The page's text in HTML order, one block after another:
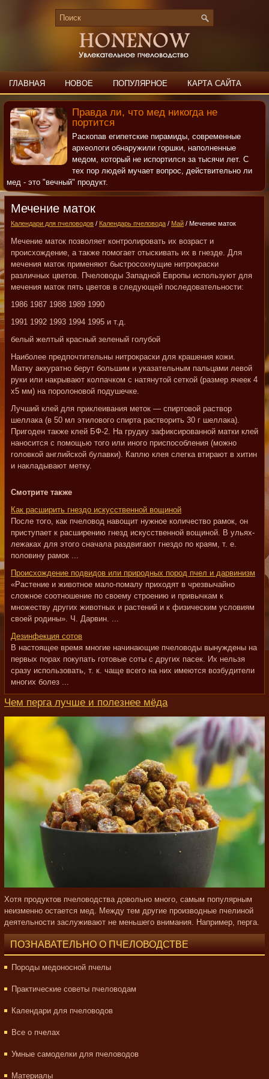
ГЛАВНАЯ НОВОЕ ПОПУЛЯРНОЕ КАРТА САЙТА
ПОИСК КОНТАКТЫ
Правда ли, что мед никогда не
портится
Раскопав египетские пирамиды, современные
археологи обнаружили горшки, наполненные
медом, который не испортился за тысячи лет. С
тех пор людей мучает вопрос, действительно ли
мед - это "вечный" продукт.
Мечение маток
Календари для пчеловодов / Календарь пчеловода / Май / Мечение маток
Мечение маток позволяет контролировать их возраст и
происхождение, а также помогает отыскивать их в гнезде. Для
мечения маток применяют быстросохнущие нитрокраски
различных цветов. Пчеловоды Западной Европы используют для
мечения маток пять цветов в следующей последовательности:
1986 1987 1988 1989 1990
1991 1992 1993 1994 1995 и т.д.
белый желтый красный зеленый голубой
Наиболее предпочтительны нитрокраски для крашения кожи.
Матку аккуратно берут большим и указательным пальцами левой
руки или накрывают колпачком с натянутой сеткой (размер ячеек 4
х5 мм) на поролоновой подушечке.
Лучший клей для приклеивания меток — спиртовой раствор
шеллака (в 50 мл этилового спирта растворить 30 г шеллака).
Пригоден также клей БФ-2. На грудку зафиксированной матки клей
наносится с помощью того или иного приспособления (можно
головкой английской булавки). Каплю клея слегка втирают в хитин
и накладывают метку.
Смотрите также
Как расширить гнездо искусственной вощиной
После того, как пчеловод навощит нужное количество рамок, он
приступает к расширению гнезд искусственной вощиной. В ульях-
лежаках для этого сначала раздвигают гнездо по краям, т. е.
половину рамок ...
Происхождение подвидов или природных пород пчел и дарвинизм
«Растение и животное мало-помалу приходят в чрезвычайно
сложное соотношение по своему строению и привычкам к
множеству других животных и растений и к физическим условиям
своей родины». Ч. Дарвин. ...
Дезинфекция сотов
В настоящее время многие начинающие пчеловоды вынуждены на
первых порах покупать готовые соты с других пасек. Их нельзя
сразу использовать, т. к. чаще всего на них имеются возбудители
многих болез ...
Чем перга лучше и полезнее мёда
Хотя продуктов пчеловодства довольно много, самым популярным
неизменно остается мед. Между тем другие производные пчелиной
деятельности заслуживают не меньшего внимания. Например, перга.
ПОЗНАВАТЕЛЬНО О ПЧЕЛОВОДСТВЕ
Породы медоносной пчелы
Практические советы пчеловодам
Календари для пчеловодов
Все о пчелах
Умные самоделки для пчеловодов
Материалы